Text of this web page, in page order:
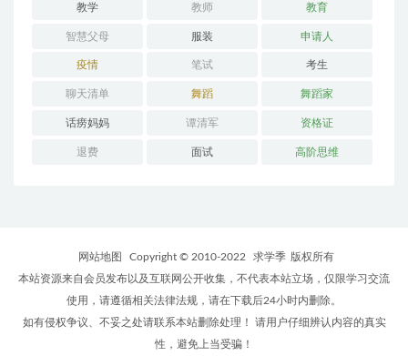
教学 教师 教育
智慧父母 服装 申请人
疫情 笔试 考生
聊天清单 舞蹈 舞蹈家
话痨妈妈 谭清军 资格证
退费 面试 高阶思维
网站地图 Copyright © 2010-2022 求学季 版权所有
本站资源来自会员发布以及互联网公开收集，不代表本站立场，仅限学习交流
使用，请遵循相关法律法规，请在下载后24小时内删除。
如有侵权争议、不妥之处请联系本站删除处理！ 请用户仔细辨认内容的真实
性，避免上当受骗！